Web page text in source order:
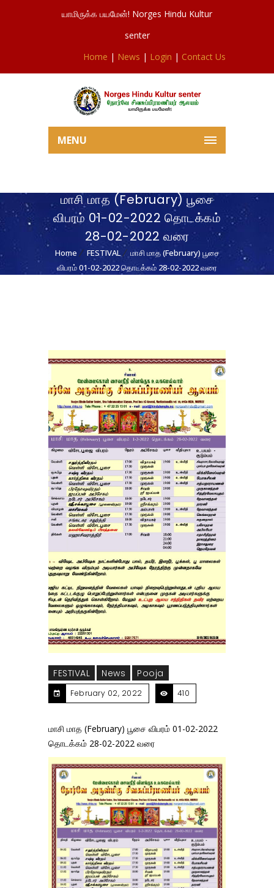
யாமிருக்க பயமேன்! Norges Hindu Kultur
senter
Home | News | Login | Contact Us
MENU
மாசி மாத (February) பூசை
விபரம் 01-02-2022 தொடக்கம்
28-02-2022 வரை
Home FESTIVAL
மாசி மாத (February) பூசை
விபரம் 01-02-2022 தொடக்கம் 28-02-2022 வரை
FESTIVAL News Pooja
February 02, 2022 410
மாசி மாத (February) பூசை விபரம் 01-02-2022
தொடக்கம் 28-02-2022 வரை